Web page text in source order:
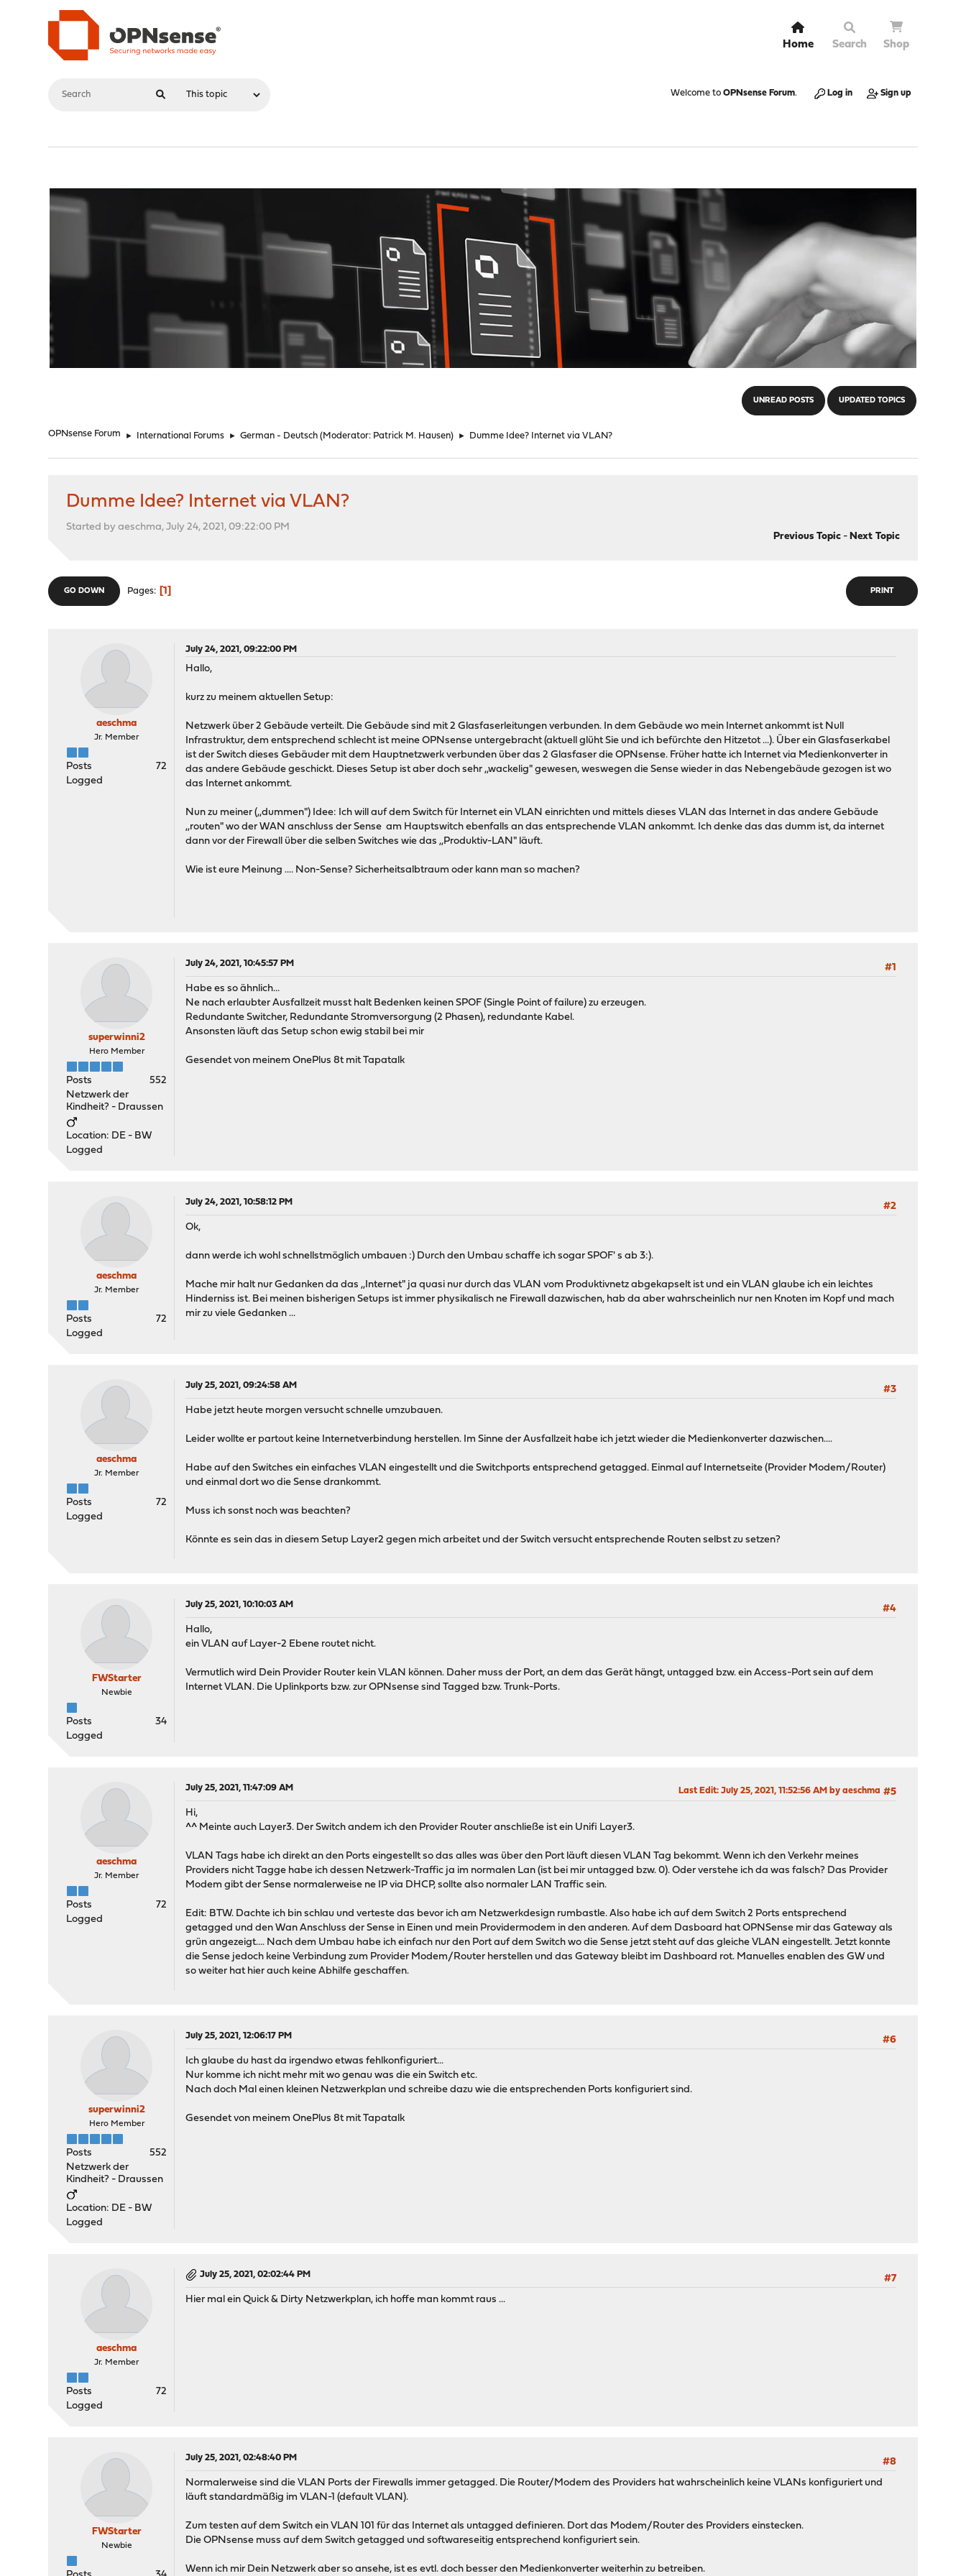
Home Search Shop
Welcome to OPNsense Forum. Log in Sign up
UNREAD POSTS UPDATED TOPICS
OPNsense Forum ► International Forums ► German - Deutsch (Moderator: Patrick M. Hausen) ► Dumme Idee? Internet via VLAN?
Dumme Idee? Internet via VLAN?
Started by aeschma, July 24, 2021, 09:22:00 PM
Previous Topic- Next Topic
PRINT
GO DOWN Pages 1
aeschma
Jr. Member
Posts
72
Logged
July 24, 2021, 09:22:00 PM
Hallo,
kurz zu meinem aktuellen Setup:
Netzwerk über 2 Gebäude verteilt. Die Gebäude sind mit 2 Glasfaserleitungen verbunden. In dem Gebäude wo mein Internet ankommt ist Null
Infrastruktur, dem entsprechend schlecht ist meine OPNsense untergebracht (aktuell glüht Sie und ich befürchte den Hitzetot ...). Über ein Glasfaserkabel
ist der Switch dieses Gebäuder mit dem Hauptnetzwerk verbunden über das 2 Glasfaser die OPNsense. Früher hatte ich Internet via Medienkonverter in
das andere Gebäude geschickt. Dieses Setup ist aber doch sehr ,,wackelig" gewesen, weswegen die Sense wieder in das Nebengebäude gezogen ist wo
das Internet ankommt.
Nun zu meiner (,,dummen") Idee: Ich will auf dem Switch für Internet ein VLAN einrichten und mittels dieses VLAN das Internet in das andere Gebäude
,,routen" wo der WAN anschluss der Sense am Hauptswitch ebenfalls an das entsprechende VLAN ankommt. Ich denke das das dumm ist, da internet
dann vor der Firewall über die selben Switches wie das ,,Produktiv-LAN" läuft.
Wie ist eure Meinung .... Non-Sense? Sicherheitsalbtraum oder kann man so machen?
superwinni2
Hero Member
Posts
552
Netzwerk der
Kindheit? - Draussen
Location: DE - BW
Logged
July 24, 2021, 10:45:57 PM
#1
Habe es so ähnlich...
Ne nach erlaubter Ausfallzeit musst halt Bedenken keinen SPOF (Single Point of failure) zu erzeugen.
Redundante Switcher, Redundante Stromversorgung (2 Phasen), redundante Kabel.
Ansonsten läuft das Setup schon ewig stabil bei mir
Gesendet von meinem OnePlus 8t mit Tapatalk
aeschma
Jr. Member
Posts
72
Logged
July 24, 2021, 10:58:12 PM
#2
Ok,
dann werde ich wohl schnellstmöglich umbauen :) Durch den Umbau schaffe ich sogar SPOF' s ab 3:).
Mache mir halt nur Gedanken da das ,,Internet" ja quasi nur durch das VLAN vom Produktivnetz abgekapselt ist und ein VLAN glaube ich ein leichtes
Hinderniss ist. Bei meinen bisherigen Setups ist immer physikalisch ne Firewall dazwischen, hab da aber wahrscheinlich nur nen Knoten im Kopf und mach
mir zu viele Gedanken ...
aeschma
Jr. Member
Posts
72
Logged
July 25, 2021, 09:24:58 AM
#3
Habe jetzt heute morgen versucht schnelle umzubauen.
Leider wollte er partout keine Internetverbindung herstellen. Im Sinne der Ausfallzeit habe ich jetzt wieder die Medienkonverter dazwischen....
Habe auf den Switches ein einfaches VLAN eingestellt und die Switchports entsprechend getagged. Einmal auf Internetseite (Provider Modem/Router)
und einmal dort wo die Sense drankommt.
Muss ich sonst noch was beachten?
Könnte es sein das in diesem Setup Layer2 gegen mich arbeitet und der Switch versucht entsprechende Routen selbst zu setzen?
FWStarter
Newbie
Posts
34
Logged
July 25, 2021, 10:10:03 AM
#4
Hallo,
ein VLAN auf Layer-2 Ebene routet nicht.
Vermutlich wird Dein Provider Router kein VLAN können. Daher muss der Port, an dem das Gerät hängt, untagged bzw. ein Access-Port sein auf dem
Internet VLAN. Die Uplinkports bzw. zur OPNsense sind Tagged bzw. Trunk-Ports.
aeschma
Jr. Member
Posts
72
Logged
July 25, 2021, 11:47:09 AM #5
Last Edit: July 25, 2021, 11:52:56 AM by aeschma
Hi,
^^ Meinte auch Layer3. Der Switch andem ich den Provider Router anschließe ist ein Unifi Layer3.
VLAN Tags habe ich direkt an den Ports eingestellt so das alles was über den Port läuft diesen VLAN Tag bekommt. Wenn ich den Verkehr meines
Providers nicht Tagge habe ich dessen Netzwerk-Traffic ja im normalen Lan (ist bei mir untagged bzw. 0). Oder verstehe ich da was falsch? Das Provider
Modem gibt der Sense normalerweise ne IP via DHCP, sollte also normaler LAN Traffic sein.
Edit: BTW. Dachte ich bin schlau und verteste das bevor ich am Netzwerkdesign rumbastle. Also habe ich auf dem Switch 2 Ports entsprechend
getagged und den Wan Anschluss der Sense in Einen und mein Providermodem in den anderen. Auf dem Dasboard hat OPNSense mir das Gateway als
grün angezeigt.... Nach dem Umbau habe ich einfach nur den Port auf dem Switch wo die Sense jetzt steht auf das gleiche VLAN eingestellt. Jetzt konnte
die Sense jedoch keine Verbindung zum Provider Modem/Router herstellen und das Gateway bleibt im Dashboard rot. Manuelles enablen des GW und
so weiter hat hier auch keine Abhilfe geschaffen.
superwinni2
Hero Member
Posts
552
Netzwerk der
Kindheit? - Draussen
Location: DE - BW
Logged
July 25, 2021, 12:06:17 PM
#6
Ich glaube du hast da irgendwo etwas fehlkonfiguriert...
Nur komme ich nicht mehr mit wo genau was die ein Switch etc.
Nach doch Mal einen kleinen Netzwerkplan und schreibe dazu wie die entsprechenden Ports konfiguriert sind.
Gesendet von meinem OnePlus 8t mit Tapatalk
aeschma
Jr. Member
Posts
72
Logged
July 25, 2021, 02:02:44 PM
#7
Hier mal ein Quick & Dirty Netzwerkplan, ich hoffe man kommt raus ...
FWStarter
Newbie
July 25, 2021, 02:48:40 PM
#8
Normalerweise sind die VLAN Ports der Firewalls immer getagged. Die Router/Modem des Providers hat wahrscheinlich keine VLANs konfiguriert und
läuft standardmäßig im VLAN-1 (default VLAN).
Zum testen auf dem Switch ein VLAN 101 für das Internet als untagged definieren. Dort das Modem/Router des Providers einstecken.
Die OPNsense muss auf dem Switch getagged und softwareseitig entsprechend konfiguriert sein.
Wenn ich mir Dein Netzwerk aber so ansehe, ist es evtl. doch besser den Medienkonverter weiterhin zu betreiben.